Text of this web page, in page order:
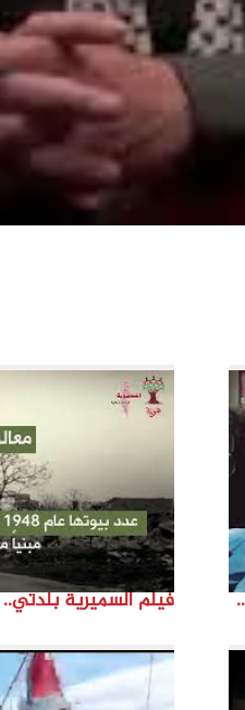
فريق عمل مؤسسة هوية